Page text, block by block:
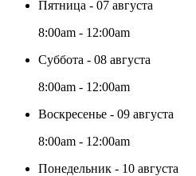
Пятница - 07 августа
8:00am - 12:00am
Суббота - 08 августа
8:00am - 12:00am
Воскресенье - 09 августа
8:00am - 12:00am
Понедельник - 10 августа